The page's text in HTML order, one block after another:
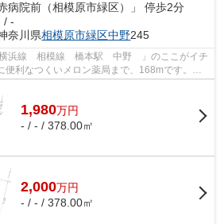
病院前（相模原市緑区）」 停歩2分
/ -
奈川県相模原市緑区中野245
浜線 相模線 橋本駅 中野 」のここがイチ
便利なつくいメロン薬局まで、168mです。家
赤十字病院...
1,980万円
- / - / 378.00㎡
2,000万円
- / - / 378.00㎡